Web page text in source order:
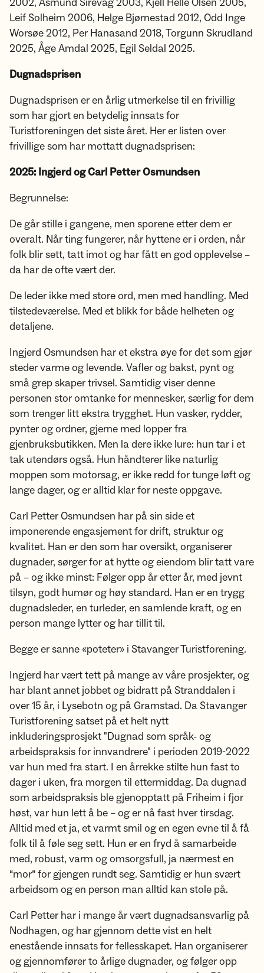
Leif Solheim 2006, Helge Bjørnestad 2012, Odd Inge
Worsøe 2012, Per Hanasand 2018, Torgunn Skrudland
2025, Åge Amdal 2025, Egil Seldal 2025.
Dugnadsprisen
Dugnadsprisen er en årlig utmerkelse til en frivillig
som har gjort en betydelig innsats for
Turistforeningen det siste året. Her er listen over
frivillige som har mottatt dugnadsprisen:
2025: Ingjerd og Carl Petter Osmundsen
Begrunnelse:
De går stille i gangene, men sporene etter dem er
overalt. Når ting fungerer, når hyttene er i orden, når
folk blir sett, tatt imot og har fått en god opplevelse –
da har de ofte vært der.
De leder ikke med store ord, men med handling. Med
tilstedeværelse. Med et blikk for både helheten og
detaljene.
Ingjerd Osmundsen har et ekstra øye for det som gjør
steder varme og levende. Vafler og bakst, pynt og
små grep skaper trivsel. Samtidig viser denne
personen stor omtanke for mennesker, særlig for dem
som trenger litt ekstra trygghet. Hun vasker, rydder,
pynter og ordner, gjerne med lopper fra
gjenbruksbutikken. Men la dere ikke lure: hun tar i et
tak utendørs også. Hun håndterer like naturlig
moppen som motorsag, er ikke redd for tunge løft og
lange dager, og er alltid klar for neste oppgave.
Carl Petter Osmundsen har på sin side et
imponerende engasjement for drift, struktur og
kvalitet. Han er den som har oversikt, organiserer
dugnader, sørger for at hytte og eiendom blir tatt vare
på – og ikke minst: Følger opp år etter år, med jevnt
tilsyn, godt humør og høy standard. Han er en trygg
dugnadsleder, en turleder, en samlende kraft, og en
person mange lytter og har tillit til.
Begge er sanne «poteter» i Stavanger Turistforening.
Ingjerd har vært tett på mange av våre prosjekter, og
har blant annet jobbet og bidratt på Stranddalen i
over 15 år, i Lysebotn og på Gramstad. Da Stavanger
Turistforening satset på et helt nytt
inkluderingsprosjekt "Dugnad som språk- og
arbeidspraksis for innvandrere" i perioden 2019-2022
var hun med fra start. I en årrekke stilte hun fast to
dager i uken, fra morgen til ettermiddag. Da dugnad
som arbeidspraksis ble gjenopptatt på Friheim i fjor
høst, var hun lett å be – og er nå fast hver tirsdag.
Alltid med et ja, et varmt smil og en egen evne til å få
folk til å føle seg sett. Hun er en fryd å samarbeide
med, robust, varm og omsorgsfull, ja nærmest en
“mor” for gjengen rundt seg. Samtidig er hun svært
arbeidsom og en person man alltid kan stole på.
Carl Petter har i mange år vært dugnadsansvarlig på
Nodhagen, og har gjennom dette vist en helt
enestående innsats for fellesskapet. Han organiserer
og gjennomfører to årlige dugnader, og følger opp